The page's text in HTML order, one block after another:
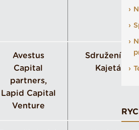
Avestus
Capital
partners,
Lapid Capital
Venture
Sdružení
Kajetánka